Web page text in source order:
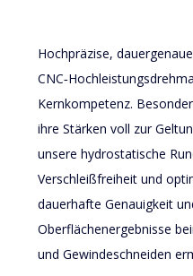
Hochpräzise,
Kernkompetenz.
ihre Stärken voll zur
unsere hydrostatische
Verschleißfreiheit und
dauerhafte Genauigkeit
Oberflächenergebnisse
und Gewindeschneiden